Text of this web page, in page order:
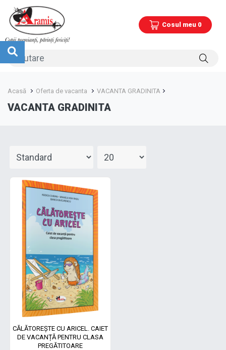
Cosul meu 0
Acasă Oferta de vacanta VACANTA GRADINITA
VACANTA GRADINITA
CĂLĂTOREȘTE CU ARICEL. CAIET
DE VACANȚĂ PENTRU CLASA
PREGĂTITOARE